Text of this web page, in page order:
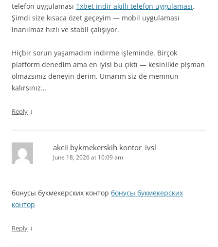
telefon uygulaması 1xbet indir akıllı telefon uygulaması.
Şimdi size kısaca özet geçeyim — mobil uygulaması
inanılmaz hızlı ve stabil çalışıyor.
Hiçbir sorun yaşamadım indirme işleminde. Birçok
platform denedim ama en iyisi bu çıktı — kesinlikle pişman
olmazsınız deneyin derim. Umarım siz de memnun
kalırsınız…
Reply ↓
akcii bykmekerskih kontor_ivsl
June 18, 2026 at 10:09 am
бонусы букмекерских контор бонусы букмекерских
контор
Reply ↓